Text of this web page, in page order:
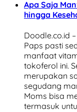
Apa Saja
hingga
Doodle.co.id
Paps pasti
manfaat
tokoferol ini.
merupakan
segudang
Moms bisa
termasuk